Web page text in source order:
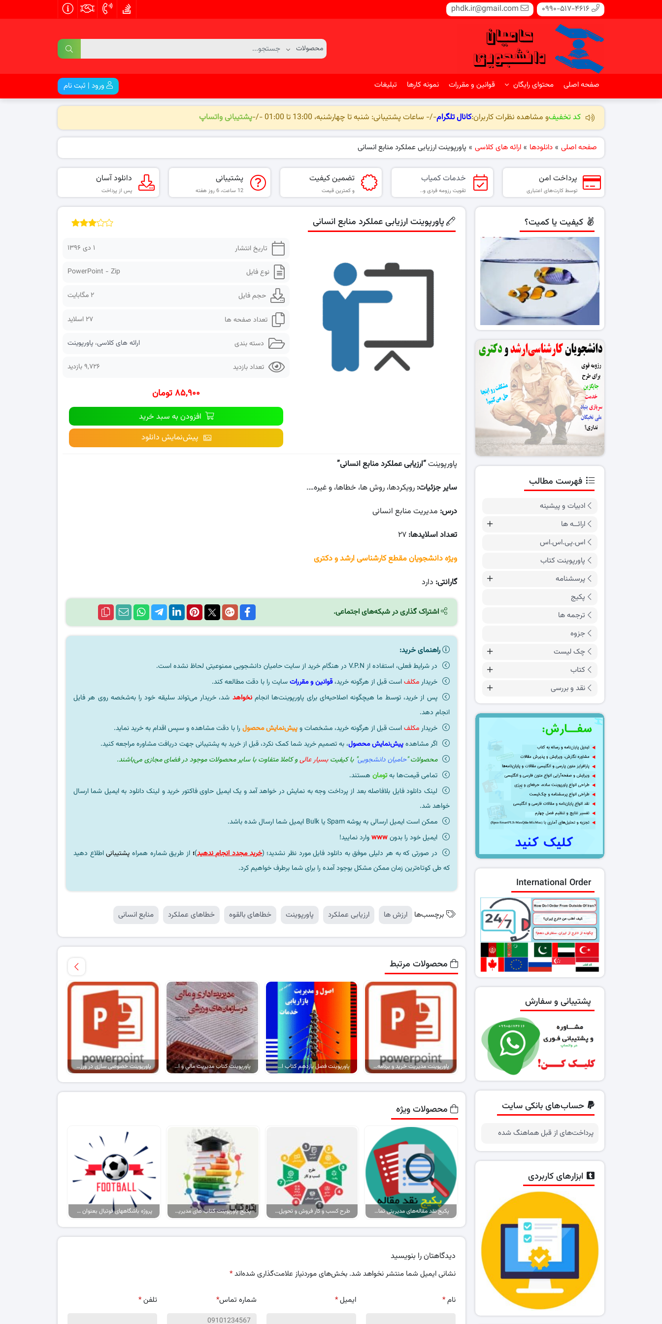
0990-517-4616
phdk.ir@gmail.com
صفحه اصلی محتوای رایگان قوانین و مقررات نمونه کارها تبلیغات ورود | ثبت نام
کد تخفیفو مشاهده نظرات کاربران:کانال تلگرام-/- ساعات پشتیبانی: شنبه تا چهارشنبه، 13:00 تا 01:00 -/- پشتیبانی واتساپ
صفحه اصلی » دانلودها » ارائه های کلاسی » پاورپوینت ارزیابی عملکرد منابع انسانی
پرداخت امن
توسط کارت‌های اعتباری
خدمات کمیاب
تقویت رزومه فردی و..
تضمین کیفیت
و کمترین قیمت
پشتیبانی
12 ساعت، 6 روز هفته
دانلود آسان
پس از پرداخت
پاورپوینت ارزیابی عملکرد منابع انسانی
تاریخ انتشار ۱ دی ۱۳۹۶
نوع فایل PowerPoint - Zip
حجم فایل 2 مگابایت
تعداد صفحه ها 27 اسلاید
دسته بندی ارائه های کلاسی، پاورپوینت
تعداد بازدید 9,726 بازدید
۸۵,۹۰۰ تومان
افزودن به سبد خرید
پیش‌نمایش دانلود
پاورپوینت“ارزیابی عملکرد منابع انسانی”
سایر جزئیات:رویکردها، روش ها، خطاها، و غیره….
درس: مدیریت منابع انسانی
تعداد اسلایدها: ۲۷
ویژه دانشجویان مقطع کارشناسی ارشد و دکتری
گارانتی: دارد
اشتراک گذاری در شبکه‌های اجتماعی.
راهنمای خرید:
در شرایط فعلی، استفاده از V.P.N در هنگام خرید از سایت حامیان دانشجویی ممنوعیتی لحاظ نشده است.
خریدارمکلفاست قبل از هرگونه خرید،قوانین و مقرراتسایت را با دقت مطالعه کند.
پس از خرید، توسط ما هیچگونه اصلاحیه‌ای برای پاورپوینت‌ها انجامنخواهد شد، خریدار می‌تواند سلیقه خود را به‌شخصه روی هر فایل
انجام دهد.
خریدارمکلفاست قبل از هرگونه خرید، مشخصات وپیش‌نمایش محصول را با دقت مشاهده و سپس اقدام به خرید نماید.
اگر مشاهدهپیش‌نمایش محصول، به تصمیم خرید شما کمک نکرد، قبل از خرید به پشتیبانی جهت دریافت مشاوره مراجعه کنید.
محصولات "حامیان دانشجویی" با کیفیت بسیار عالی و کاملا متفاوت با سایر محصولات موجود در فضای مجازی می‌باشند.
تمامی قیمت‌ها بهتومان هستند.
لینک دانلود فایل بلافاصله بعد از پرداخت وجه به نمایش در خواهد آمد و یک ایمیل حاوی فاکتور خرید و لینک دانلود به ایمیل شما ارسال
خواهد شد.
ممکن است ایمیل ارسالی به پوشه Spam یا Bulk ایمیل شما ارسال شده باشد.
ایمیل خود را بدونwww وارد نمایید!
در صورتی که به هر دلیلی موفق به دانلود فایل مورد نظر نشدید؛ (خرید مجدد انجام ندهید)؛ از طریق شماره همراه پشتیبانیاطلاع دهید
که طی کوتاه‌ترین زمان ممکن مشکل بوجود آمده را برای شما برطرف خواهیم کرد.
برچسب‌ها ارزش ها ارزیابی عملکرد پاورپوینت خطاهای بالقوه خطاهای عملکرد منابع انسانی
محصولات مرتبط
پاورپوینت مدیریت خرید و برنامه ریزی خرید در سازمان پاورپوینت فصل یازدهم کتاب اصول بازاریابی و خدمات (نسخه ۲) پاورپوینت کتاب مدیریت مالی و اداری در سازمان های ورزشی (تمام فصول) پاورپوینت خصوصی سازی در ورزش
محصولات ویژه
پکیج نقد مقاله‌های مدیریتی تمام گرایش‌ها طرح کسب و کار فروش و تحویل پیتزا در ایران پکیج پاورپوینت کتاب های مدیریت ورزشی پروژه باشگاههای فوتبال بعنوان برند، حامیان آنها بعنوان مصرف کننده
دیدگاهتان را بنویسید
نشانی ایمیل شما منتشر نخواهد شد. بخش‌های موردنیاز علامت‌گذاری شده‌اند*
نام* ایمیل* شماره تماس* تلفن*
کیفیت یا کمیت؟
فهرست مطالب
ادبیات و پیشینه
ارائــه ها
اس.پی.اس.اس
پاورپوینت کتاب
پرسشنامه
پکیج
ترجمه ها
جزوه
چک لیست
کتاب
نقد و بررسی
International Order
پشتیبانی و سفارش
حساب‌های بانکی سایت
پرداخت‌های از قبل هماهنگ شده
ابزارهای کاربردی